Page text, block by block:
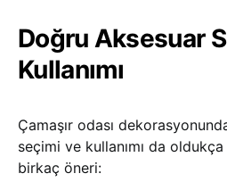
Doğru Aksesuar
Kullanımı
Çamaşır odası
seçimi ve kullanımı da
birkaç öneri: